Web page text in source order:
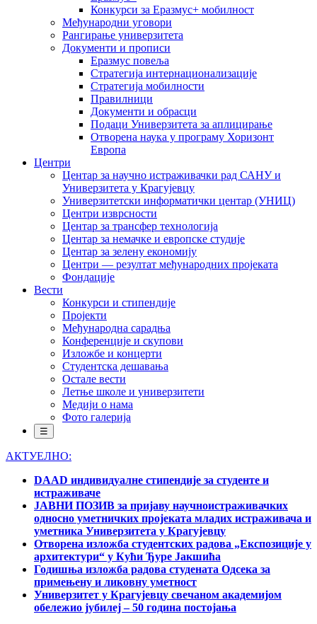
Конкурси за Еразмус+ мобилност
Међународни уговори
Рангирање универзитета
Документи и прописи
Еразмус повеља
Стратегија интернационализације
Стратегија мобилности
Правилници
Документи и обрасци
Подаци Универзитета за аплицирање
Отворена наука у програму Хоризонт
Европа
Центри
Центар за научно истраживачки рад САНУ и
Универзитета у Крагујевцу
Универзитетски информатички центар (УНИЦ)
Центри изврсности
Центар за трансфер технологија
Центар за немачке и европске студије
Центар за зелену економију
Центри — резултат међународних пројеката
Фондације
Вести
Конкурси и стипендије
Пројекти
Међународна сарадња
Конференције и скупови
Изложбе и концерти
Студентска дешавања
Остале вести
Летње школе и универзитети
Медији о нама
Фото галерија
☰
АКТУЕЛНО:
DAAD индивидуалне стипендије за студенте и
истраживаче
ЈАВНИ ПОЗИВ за пријаву научноистраживачких
односно уметничких пројеката младих истраживача и
уметника Универзитета у Крагујевцу
Отворена изложба студентских радова „Експозиције у
архитектури“ у Кући Ђуре Јакшића
Годишња изложба радова студената Одсека за
примењену и ликовну уметност
Универзитет у Крагујевцу свечаном академијом
обележио јубилеј – 50 година постојања